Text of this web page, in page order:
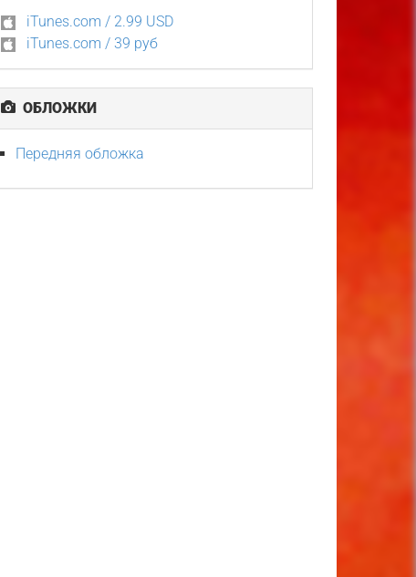
iTunes.com / 2.99 USD
iTunes.com / 39 руб
ОБЛОЖКИ
Передняя обложка